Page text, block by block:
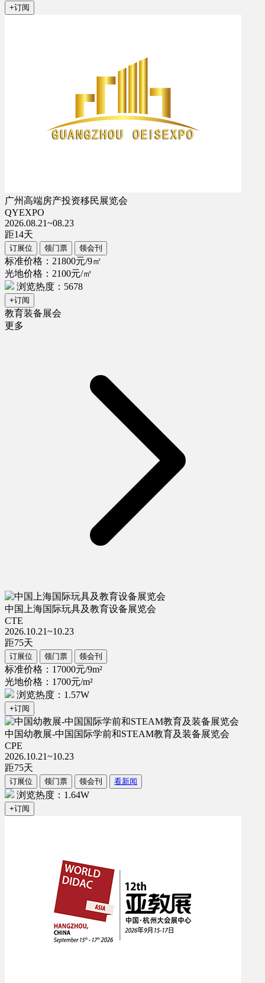
+订阅
广州高端房产投资移民展览会
QYEXPO
2026.08.21~08.23
距14天
订展位 领门票 领会刊
标准价格：21800元/9㎡
光地价格：2100元/㎡
浏览热度：5678
+订阅
教育装备展会
更多
中国上海国际玩具及教育设备展览会
CTE
2026.10.21~10.23
距75天
订展位 领门票 领会刊
标准价格：17000元/9m²
光地价格：1700元/m²
浏览热度：1.57W
+订阅
中国幼教展-中国国际学前和STEAM教育及装备展览会
CPE
2026.10.21~10.23
距75天
订展位 领门票 领会刊 看新闻
浏览热度：1.64W
+订阅